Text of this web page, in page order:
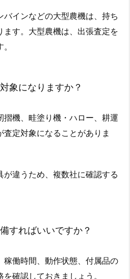
インなどの大型農機は、持ち
す。大型農機は、出張査定を
象になりますか？
摺機、畦塗り機・ハロー、耕運
定対象になることがありま
違うため、複数社に確認する
すればいいですか？
稼働時間、動作状態、付属品の
確認しておきましょう。